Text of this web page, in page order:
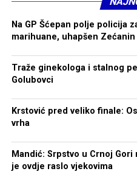
Na GP Šćepan polje policija
marihuane, uhapšen Zećanin
Traže ginekologa i stalnog
Golubovci
Krstović pred veliko finale:
vrha
Mandić: Srpstvo u Crnoj
je ovdje raslo vjekovima